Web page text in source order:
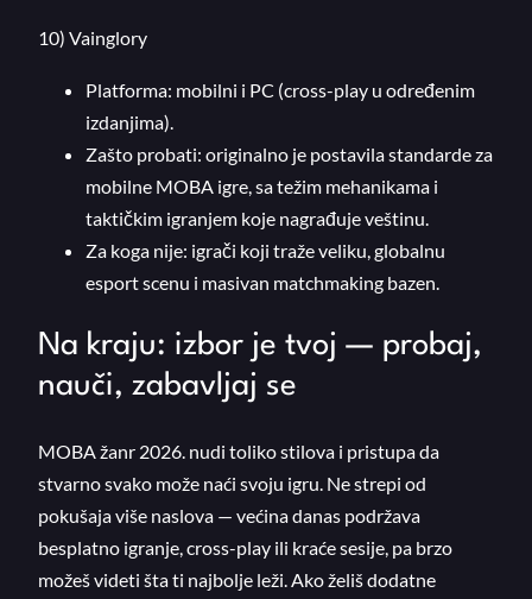
10) Vainglory
Platforma: mobilni i PC (cross-play u određenim
izdanjima).
Zašto probati: originalno je postavila standarde za
mobilne MOBA igre, sa težim mehanikama i
taktičkim igranjem koje nagrađuje veštinu.
Za koga nije: igrači koji traže veliku, globalnu
esport scenu i masivan matchmaking bazen.
Na kraju: izbor je tvoj — probaj,
nauči, zabavljaj se
MOBA žanr 2026. nudi toliko stilova i pristupa da
stvarno svako može naći svoju igru. Ne strepi od
pokušaja više naslova — većina danas podržava
besplatno igranje, cross-play ili kraće sesije, pa brzo
možeš videti šta ti najbolje leži. Ako želiš dodatne